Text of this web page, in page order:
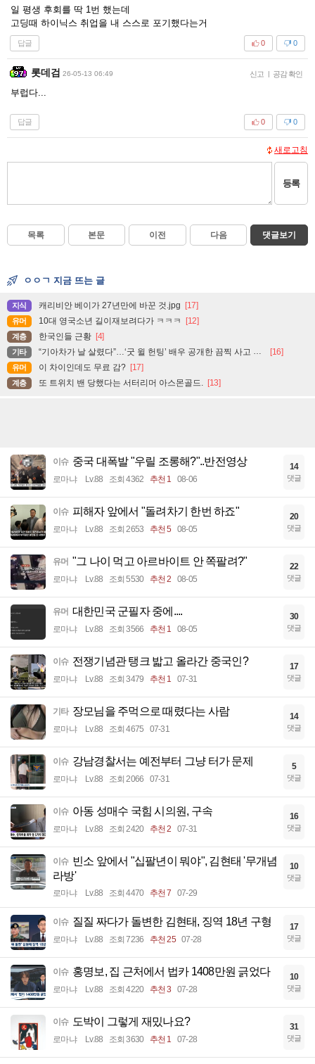
일 평생 후회를 딱 1번 했는데
고딩때 하이닉스 취업을 내 스스로 포기했다는거
답글 0
0
롯데검 26-05-13 06:49 신고 | 공감 확인
부럽다...
답글 0
0
새로고침
등록
목록 본문 이전 다음 댓글보기
ㅇㅇㄱ 지금 뜨는 글
지식 캐리비안 베이가 27년만에 바꾼 것.jpg [17]
유머 10대 영국소년 길이재보려다가 ㅋㅋㅋ [12]
계층 한국인들 근황 [4]
기타 “기아차가 날 살렸다”…‘굿 윌 헌팅’ 배우 공개한 끔찍 사고 현장 [16]
유머 이 차이인데도 무료 감? [17]
계층 또 트위치 밴 당했다는 서터리머 아스몬골드. [13]
이슈 중국 대폭발 "우릴 조롱해?"..반전영상
로마냐 Lv.88 조회 4362 추천 1 08-06
14
댓글
이슈 피해자 앞에서 "돌려차기 한번 하죠"
로마냐 Lv.88 조회 2653 추천 5 08-05
20
댓글
유머 "그 나이 먹고 아르바이트 안 쪽팔려?"
로마냐 Lv.88 조회 5530 추천 2 08-05
22
댓글
유머 대한민국 군필자 중에....
로마냐 Lv.88 조회 3566 추천 1 08-05
30
댓글
이슈 전쟁기념관 탱크 밟고 올라간 중국인?
로마냐 Lv.88 조회 3479 추천 1 07-31
17
댓글
기타 장모님을 주먹으로 때렸다는 사람
로마냐 Lv.88 조회 4675 07-31
14
댓글
이슈 강남경찰서는 예전부터 그냥 터가 문제
로마냐 Lv.88 조회 2066 07-31
5
댓글
이슈 아동 성매수 국힘 시의원, 구속
로마냐 Lv.88 조회 2420 추천 2 07-31
16
댓글
이슈 빈소 앞에서 "십팔년이 뭐야", 김현태 '무개념
라방'
로마냐 Lv.88 조회 4470 추천 7 07-29
10
댓글
이슈 질질 짜다가 돌변한 김현태, 징역 18년 구형
로마냐 Lv.88 조회 7236 추천 25 07-28
17
댓글
이슈 홍명보, 집 근처에서 법카 1408만원 긁었다
로마냐 Lv.88 조회 4220 추천 3 07-28
10
댓글
이슈 도박이 그렇게 재밌나요?
로마냐 Lv.88 조회 3630 추천 1 07-28
31
댓글